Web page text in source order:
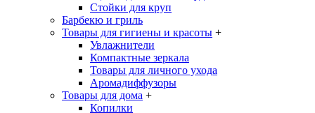
Стойки для круп
Барбекю и гриль
Товары для гигиены и красоты +
Увлажнители
Компактные зеркала
Товары для личного ухода
Аромадиффузоры
Товары для дома +
Копилки